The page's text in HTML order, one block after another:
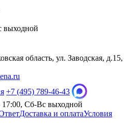
выходной
область, ул. Заводская, д.15,
+7 (495) 789-46-43
Сб-Вс выходной
Доставка и оплатаУсловия